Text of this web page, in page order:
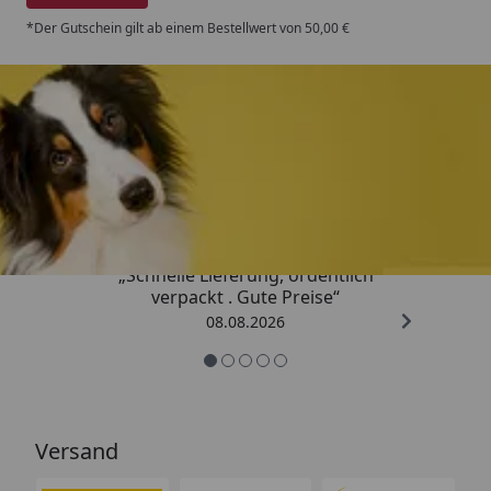
*Der Gutschein gilt ab einem Bestellwert von 50,00 €
Trusted Shops
„Schnelle Lieferung, ordentlich
verpackt . Gute Preise“
08.08.2026
Versand